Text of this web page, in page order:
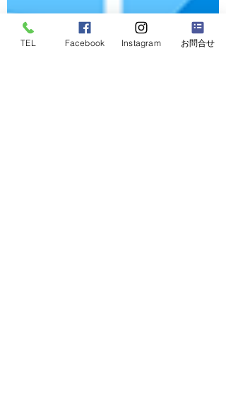
TEL Facebook Instagram お問合せ